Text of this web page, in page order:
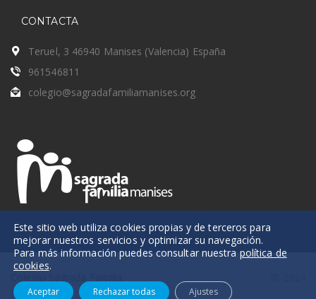
CONTACTA
Teruel, 3 46940 Manises (Valencia) España
961546811
colegio@sagradafamiliamanises.org
Manises
Este sitio web utiliza cookies propias y de terceros para
mejorar nuestros servicios y optimizar su navegación.
Para más información puedes consultar nuestra política de
cookies.
Aceptar Rechazar todas Ajustes